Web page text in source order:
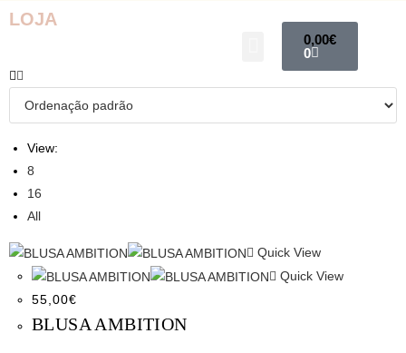
0,00€
0
LOJA
View:
8
16
All
Quick View
Quick View
55,00€
BLUSA AMBITION